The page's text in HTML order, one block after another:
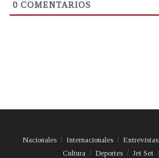
0 COMENTARIOS
Nacionales Internacionales Entrevistas
Cultura
Deportes Jet Set